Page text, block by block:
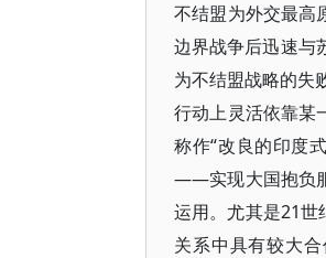
不结盟为外交最高
边界战争后迅速与
为不结盟战略的失
行动上灵活依靠某
称作“改良的印度
——实现大国抱负
运用。尤其是21世
关系中具有较大